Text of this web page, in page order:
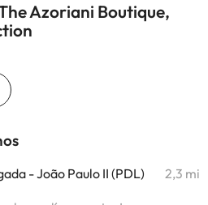
Azoriani Boutique,
- João Paulo II (PDL) 2,3 mi